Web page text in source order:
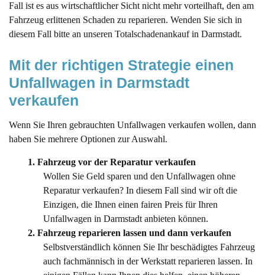
Fall ist es aus wirtschaftlicher Sicht nicht mehr vorteilhaft, den am
Fahrzeug erlittenen Schaden zu reparieren. Wenden Sie sich in
diesem Fall bitte an unseren Totalschadenankauf in Darmstadt.
Mit der richtigen Strategie einen
Unfallwagen in Darmstadt
verkaufen
Wenn Sie Ihren gebrauchten Unfallwagen verkaufen wollen, dann
haben Sie mehrere Optionen zur Auswahl.
1. Fahrzeug vor der Reparatur verkaufen
Wollen Sie Geld sparen und den Unfallwagen ohne
Reparatur verkaufen? In diesem Fall sind wir oft die
Einzigen, die Ihnen einen fairen Preis für Ihren
Unfallwagen in Darmstadt anbieten können.
2. Fahrzeug reparieren lassen und dann verkaufen
Selbstverständlich können Sie Ihr beschädigtes Fahrzeug
auch fachmännisch in der Werkstatt reparieren lassen. In